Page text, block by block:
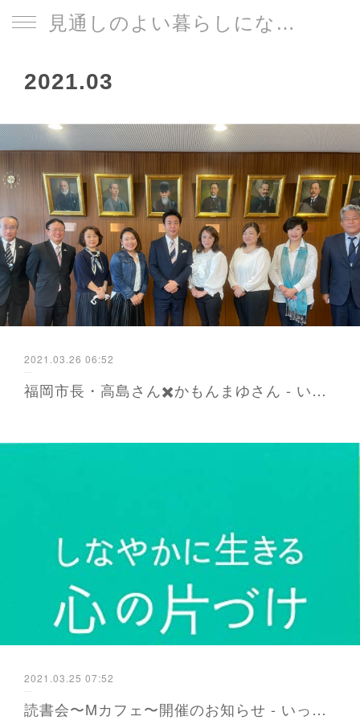
見通しのよい暮らしになる片づけサイト
2021.03
2021.03.26 06:52
福岡市長・高島さん✖️かもんまゆさん - いっぱいいっぱいはもう卒業！余裕が生まれる暮らしの作り方
2021.03.25 07:52
読書会〜Mカフェ〜開催のお知らせ - いっぱいいっぱいはもう卒業！余裕が生まれる暮らしの作り方